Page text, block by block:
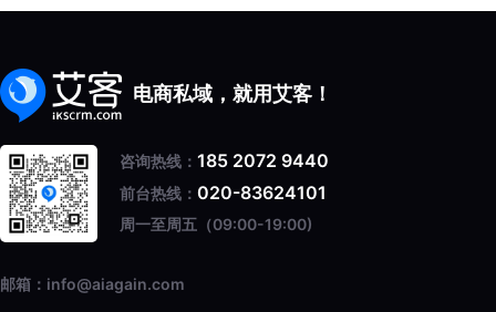
电商私域，就用艾客！
咨询热线： 185 2072 9440
前台热线： 020-83624101
周一至周五（09:00-19:00)
邮箱：info@aiagain.com